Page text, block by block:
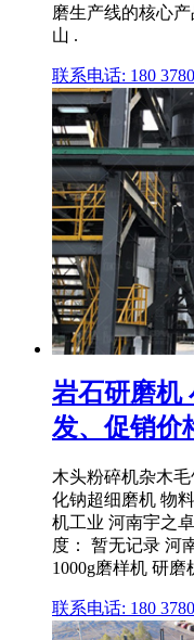
磨生产线的核心
山 .
联系电话: 180
岩石研磨机
发、促销价
木头粉碎机杂木
化钠超细磨机 物
机工业 河南宇之
度： 暂无记录 河
1000g磨样机 研磨
联系电话: 180